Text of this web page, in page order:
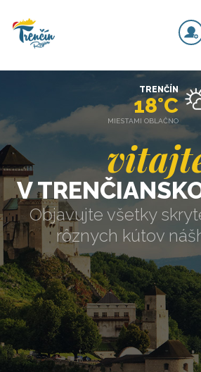
V
Objavujte všetky
rôznych kútov
TRENČÍN
18°C
MIESTAMI OBLAČNO